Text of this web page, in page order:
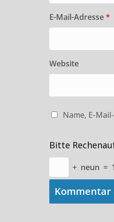
E-Mail-Adresse*
Website
Name, E-
Bitte
+ neun =